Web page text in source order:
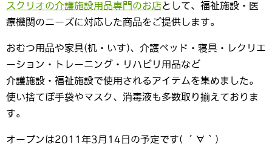
スクリオの介護施設用品専門のお店として、福祉施設・医
療機関のニーズに対応した商品をご提供します。
おむつ用品や家具(机・いす)、介護ベッド・寝具・レクリエ
ーション・トレーニング・リハビリ用品など
介護施設・福祉施設で使用されるアイテムを集めました。
使い捨てぼ手袋やマスク、消毒液も多数取り揃えておりま
す。
オープンは2011年3月14日の予定です( ´∀｀)